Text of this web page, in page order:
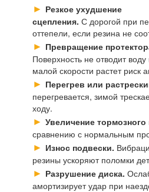
Резкое ухудшение
сцепления. С дорогой при
оттепели, если резина не
Превращение
Поверхность не отводит
малой скорости растет риск
Перегрев или
перегревается, зимой
ходу.
Увеличение тормозного
сравнению с нормальным
Износ подвески.
резины ускоряют поломки
Разрушение диска.
амортизирует удар при